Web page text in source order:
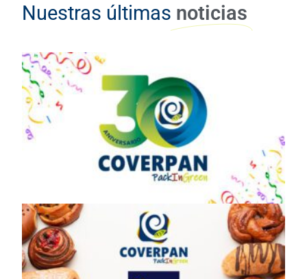
Nuestras últimas noticias